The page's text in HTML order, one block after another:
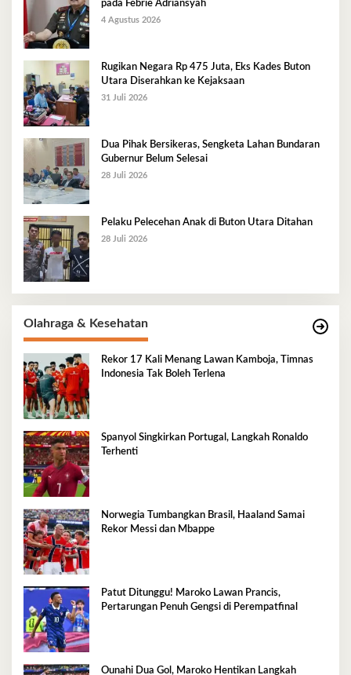
pada Febrie Adriansyah
4 Agustus 2026
Rugikan Negara Rp 475 Juta, Eks Kades Buton
Utara Diserahkan ke Kejaksaan
31 Juli 2026
Dua Pihak Bersikeras, Sengketa Lahan Bundaran
Gubernur Belum Selesai
28 Juli 2026
Pelaku Pelecehan Anak di Buton Utara Ditahan
28 Juli 2026
Olahraga & Kesehatan
Rekor 17 Kali Menang Lawan Kamboja, Timnas
Indonesia Tak Boleh Terlena
Spanyol Singkirkan Portugal, Langkah Ronaldo
Terhenti
Norwegia Tumbangkan Brasil, Haaland Samai
Rekor Messi dan Mbappe
Patut Ditunggu! Maroko Lawan Prancis,
Pertarungan Penuh Gengsi di Perempatfinal
Ounahi Dua Gol, Maroko Hentikan Langkah